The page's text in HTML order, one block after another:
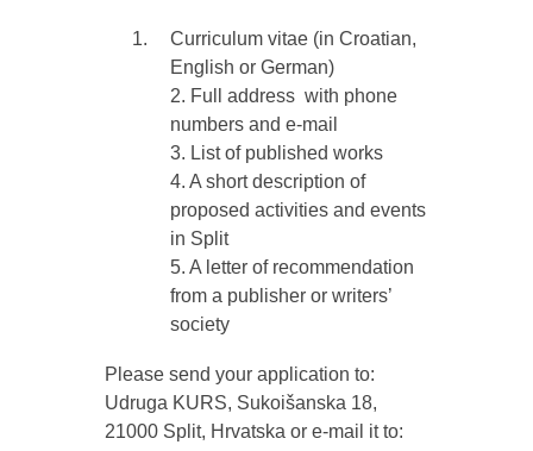
Curriculum vitae (in Croatian,
English or German)
2. Full address with phone
numbers and e-mail
3. List of published works
4. A short description of
proposed activities and events
in Split
5. A letter of recommendation
from a publisher or writers’
society
Please send your application to:
Udruga KURS, Sukoišanska 18,
21000 Split, Hrvatska or e-mail it to: